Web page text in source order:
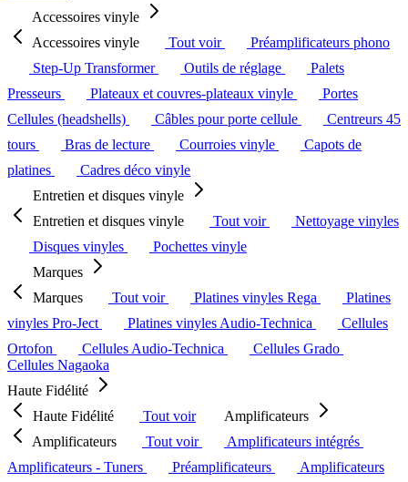
Accessoires vinyle
Accessoires vinyle
Tout voir
Préamplificateurs phono
Step-Up Transformer
Outils de réglage
Palets
Presseurs
Plateaux et couvres-plateaux vinyle
Portes
Cellules (headshells)
Câbles pour porte cellule
Centreurs 45
tours
Bras de lecture Courroies vinyle
Capots de
platines
Cadres déco vinyle
Entretien et disques vinyle
Entretien et disques vinyle
Tout voir
Nettoyage vinyles
Disques vinyles
Pochettes vinyle
Marques
Marques
Tout voir Platines vinyles Rega
Platines
vinyles Pro-Ject
Platines vinyles Audio-Technica
Cellules
Ortofon
Cellules Audio-Technica
Cellules Grado
Cellules Nagaoka
Haute Fidélité
Haute Fidélité
Tout voir
Amplificateurs
Amplificateurs
Tout voir
Amplificateurs intégrés
Amplificateurs - Tuners
Préamplificateurs
Amplificateurs